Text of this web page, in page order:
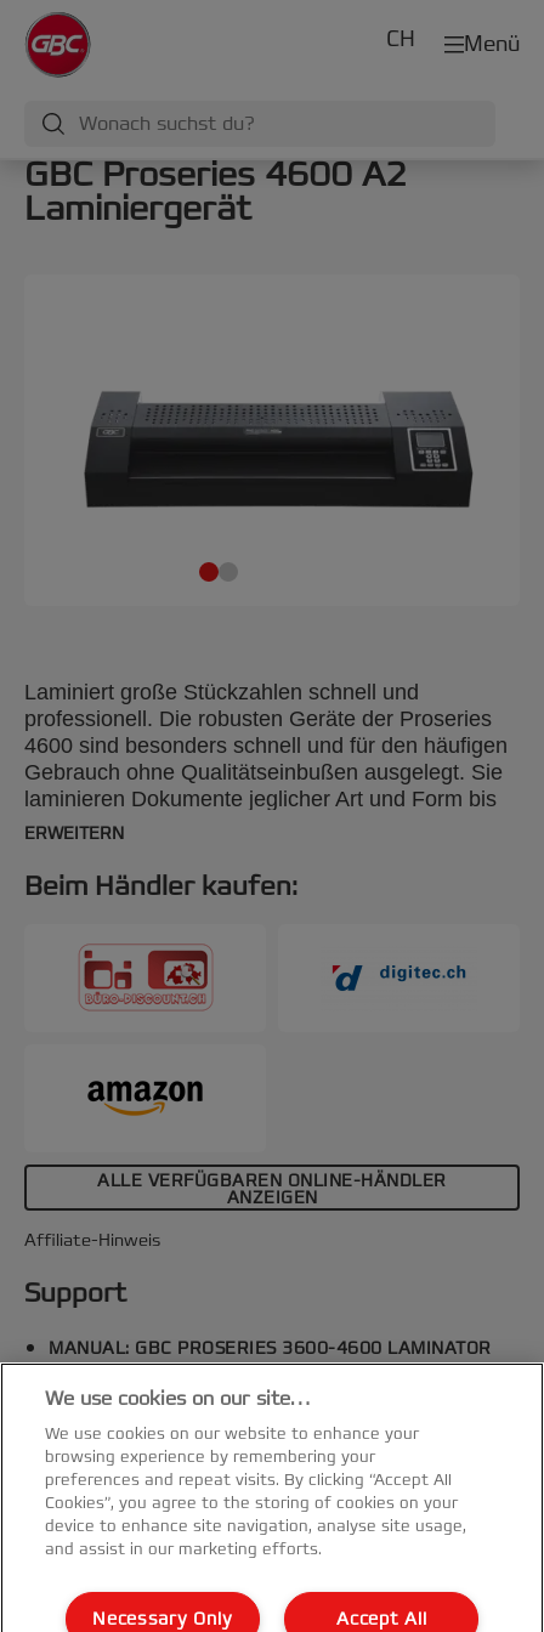
Menü
CH
GBC Proseries 4600 A2
Laminiergerät
Laminiert große Stückzahlen schnell und
professionell. Die robusten Geräte der Proseries
4600 sind besonders schnell und für den häufigen
Gebrauch ohne Qualitätseinbußen ausgelegt. Sie
laminieren Dokumente jeglicher Art und Form bis
zu 3 mm Dicke und A2-Format. Die verständliche
richtigen Geschwindigkeit und Temperatur ganz
ERWEITERN
Beim Händler kaufen:
ALLE VERFÜGBAREN ONLINE-HÄNDLER
ANZEIGEN
Affiliate-Hinweis
Support
MANUAL: GBC PROSERIES 3600-4600 LAMINATOR
Spezifikationen & Merkmale
Kundenservice
We use cookies on our site…
We use cookies on our website to enhance your
browsing experience by remembering your
preferences and repeat visits. By clicking “Accept All
Cookies”, you agree to the storing of cookies on your
device to enhance site navigation, analyse site usage,
and assist in our marketing efforts.
Accept All
Necessary Only